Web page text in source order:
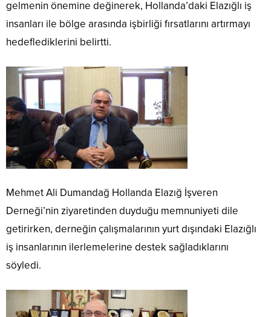
gelmenin önemine değinerek, Hollanda’daki Elazığlı iş
insanları ile bölge arasında işbirliği fırsatlarını artırmayı
hedeflediklerini belirtti.
Mehmet Ali Dumandağ Hollanda Elazığ İşveren
Derneği’nin ziyaretinden duyduğu memnuniyeti dile
getirirken, derneğin çalışmalarının yurt dışındaki Elazığlı
iş insanlarının ilerlemelerine destek sağladıklarını
söyledi.